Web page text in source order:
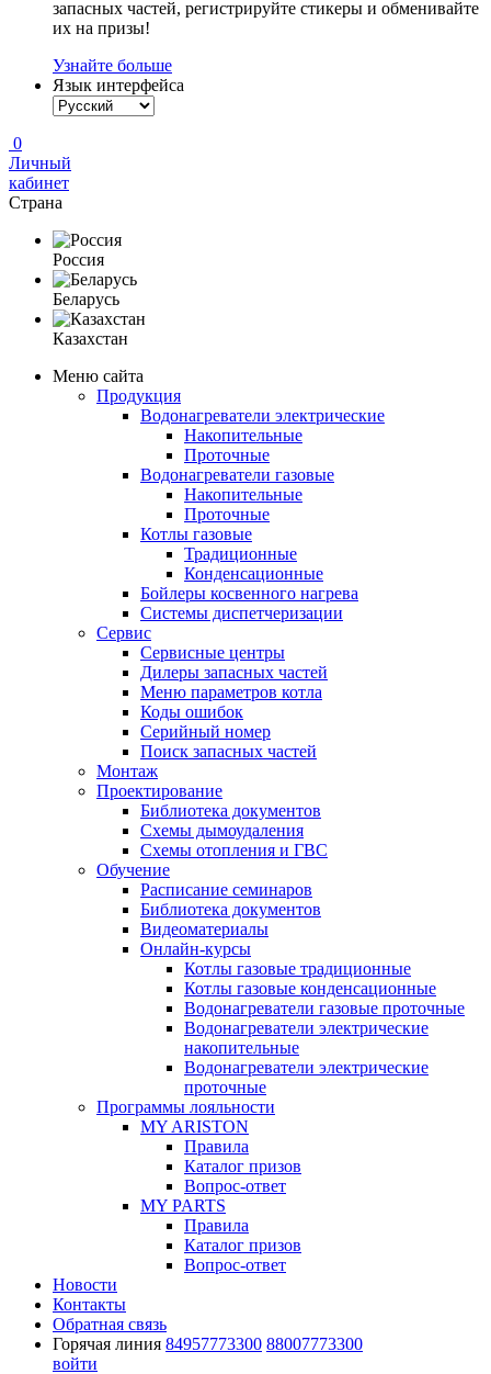
запасных частей, регистрируйте стикеры и обменивайте
их на призы!
Узнайте больше
Язык интерфейса
0
Личный
кабинет
Страна
Россия
Беларусь
Казахстан
Меню сайта
Продукция
Водонагреватели электрические
Накопительные
Проточные
Водонагреватели газовые
Накопительные
Проточные
Котлы газовые
Традиционные
Конденсационные
Бойлеры косвенного нагрева
Системы диспетчеризации
Сервис
Сервисные центры
Дилеры запасных частей
Меню параметров котла
Коды ошибок
Серийный номер
Поиск запасных частей
Монтаж
Проектирование
Библиотека документов
Схемы дымоудаления
Схемы отопления и ГВС
Обучение
Расписание семинаров
Библиотека документов
Видеоматериалы
Онлайн-курсы
Котлы газовые традиционные
Котлы газовые конденсационные
Водонагреватели газовые проточные
Водонагреватели электрические
накопительные
Водонагреватели электрические
проточные
Программы лояльности
MY ARISTON
Правила
Каталог призов
Вопрос-ответ
MY PARTS
Правила
Каталог призов
Вопрос-ответ
Новости
Контакты
Обратная связь
Горячая линия 84957773300 88007773300
войти